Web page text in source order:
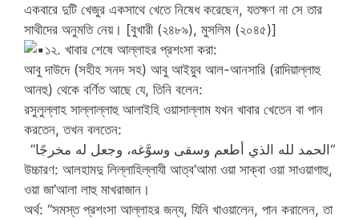
একবারে দুটি খেজুর একসাথে খেতে নিষেধ করেছেন, যতক্ষণ না সে তার
সাথীদের অনুমতি নেয়। [বুখারী (২৪৮৯), মুসলিম (২০৪৫)]
১২. খাবার শেষে আল্লাহর প্রশংসা করা:
আবু দাউদে (সহীহ সনদ সহ) আবু আইয়ুব আল-আনসারি (রাদিয়াল্লাহু
আনহু) থেকে বর্ণিত আছে যে, তিনি বলেন:
রসুলুল্লাহ সাল্লাল্লাহু আলাইহি ওয়াসাল্লাম যখন খাবার খেতেন বা পান
করতেন, তখন বলতেন:
“الحمد لله الذي أطعم وسقى وسوَّغه، وجعل له مخرجًا”
উচ্চারণ: আলহামদু লিল্লাহিল্লাযী আত্ব’আমা ওয়া সাক্বা ওয়া সাওয়াগাহু,
ওয়া জা’আলা লাহু মাখরাজান।
অর্থ: “সমস্ত প্রশংসা আল্লাহর জন্য, যিনি খাওয়ালেন, পান করালেন, তা